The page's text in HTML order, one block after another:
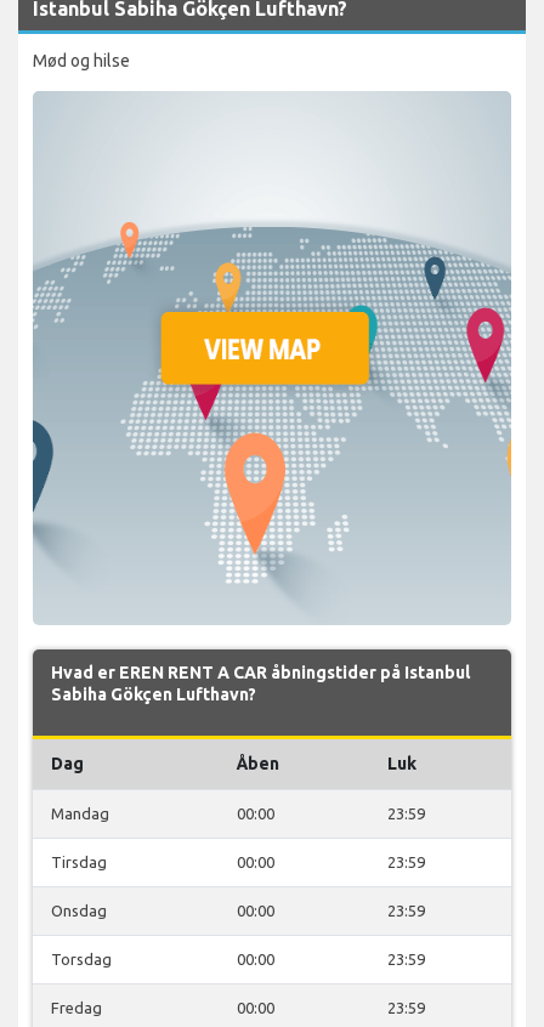
Istanbul Sabiha Gökçen Lufthavn?
Mød og hilse
Hvad er EREN RENT A CAR åbningstider på Istanbul
Sabiha Gökçen Lufthavn?
Dag Åben Luk
Mandag 00:00 23:59
Tirsdag 00:00 23:59
Onsdag 00:00 23:59
Torsdag 00:00 23:59
Fredag 00:00 23:59